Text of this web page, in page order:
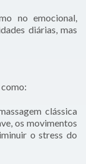
no emocional,
diárias, mas
clássica
os movimentos
o stress do